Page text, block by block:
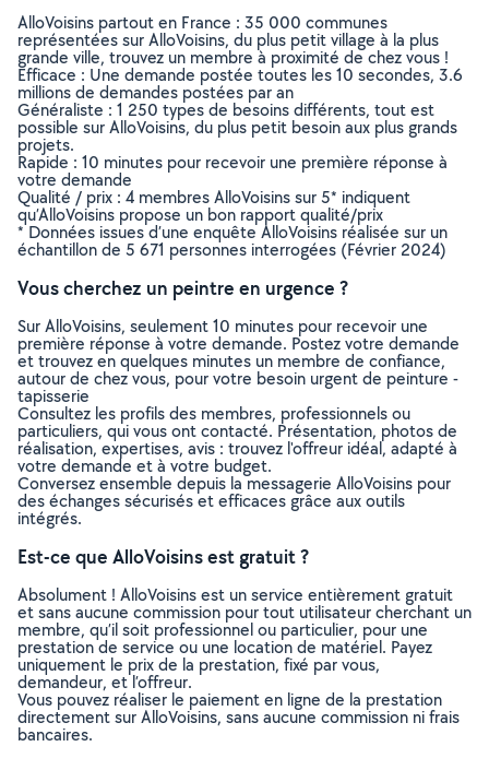
AlloVoisins partout en France : 35 000 communes
représentées sur AlloVoisins, du plus petit village à la plus
grande ville, trouvez un membre à proximité de chez vous !
Efficace : Une demande postée toutes les 10 secondes, 3.6
millions de demandes postées par an
Généraliste : 1 250 types de besoins différents, tout est
possible sur AlloVoisins, du plus petit besoin aux plus grands
projets.
Rapide : 10 minutes pour recevoir une première réponse à
votre demande
Qualité / prix : 4 membres AlloVoisins sur 5* indiquent
qu’AlloVoisins propose un bon rapport qualité/prix
* Données issues d’une enquête AlloVoisins réalisée sur un
échantillon de 5 671 personnes interrogées (Février 2024)
Vous cherchez un peintre en urgence ?
Sur AlloVoisins, seulement 10 minutes pour recevoir une
première réponse à votre demande. Postez votre demande
et trouvez en quelques minutes un membre de confiance,
autour de chez vous, pour votre besoin urgent de peinture -
tapisserie
Consultez les profils des membres, professionnels ou
particuliers, qui vous ont contacté. Présentation, photos de
réalisation, expertises, avis : trouvez l'offreur idéal, adapté à
votre demande et à votre budget.
Conversez ensemble depuis la messagerie AlloVoisins pour
des échanges sécurisés et efficaces grâce aux outils
intégrés.
Est-ce que AlloVoisins est gratuit ?
Absolument ! AlloVoisins est un service entièrement gratuit
et sans aucune commission pour tout utilisateur cherchant un
membre, qu’il soit professionnel ou particulier, pour une
prestation de service ou une location de matériel. Payez
uniquement le prix de la prestation, fixé par vous,
demandeur, et l’offreur.
Vous pouvez réaliser le paiement en ligne de la prestation
directement sur AlloVoisins, sans aucune commission ni frais
bancaires.